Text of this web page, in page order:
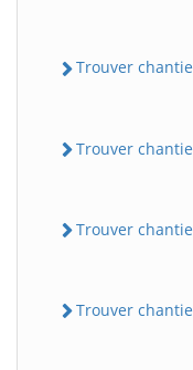
Trouver
Trouver
Trouver
Trouver